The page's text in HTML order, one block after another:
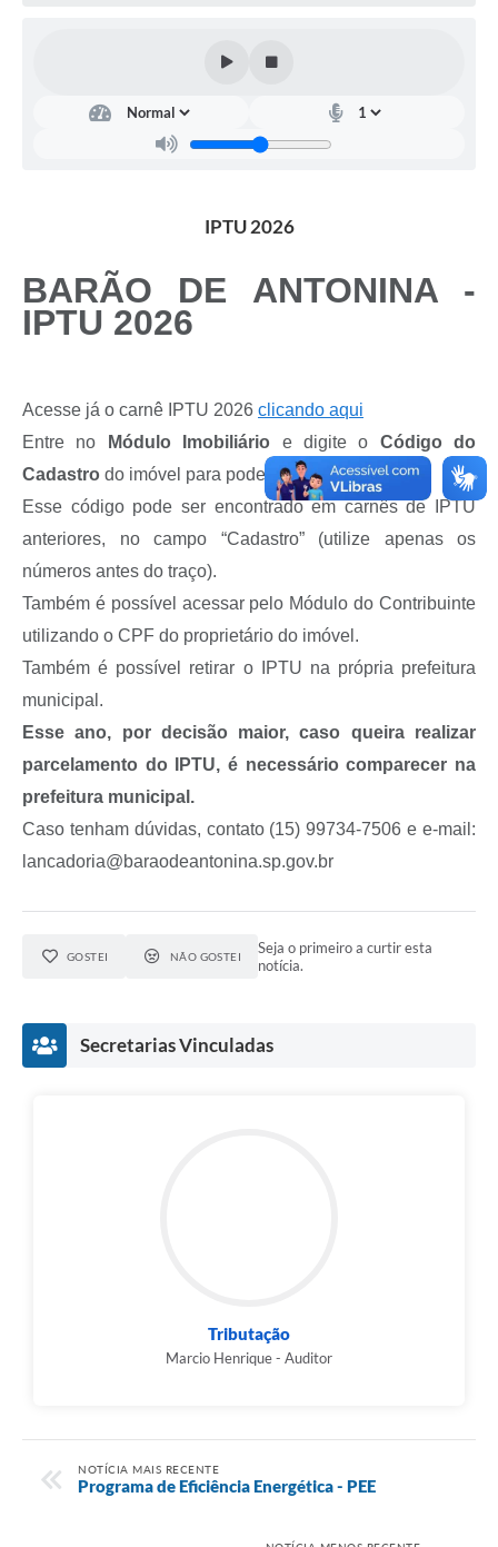
IPTU 2026
BARÃO DE ANTONINA -
IPTU 2026
Acesse já o carnê IPTU 2026 clicando aqui
Entre no
Módulo Imobiliário e digite o Código do
Cadastro do imóvel para poder acessar.
Esse código pode ser encontrado em carnês de IPTU
anteriores, no campo “Cadastro” (utilize apenas os
números antes do traço).
Também é possível acessar pelo Módulo do Contribuinte
utilizando o CPF do proprietário do imóvel.
Também é possível retirar o IPTU na própria prefeitura
municipal.
Esse ano, por decisão maior, caso queira realizar
parcelamento do IPTU, é necessário comparecer na
prefeitura municipal.
Caso tenham dúvidas, contato (15) 99734-7506 e e-mail:
lancadoria@baraodeantonina.sp.gov.br
GOSTEI NÃO GOSTEI
Seja o primeiro a curtir esta
notícia.
Secretarias Vinculadas
Tributação
Marcio Henrique - Auditor
NOTÍCIA MAIS RECENTE
Programa de Eficiência Energética - PEE